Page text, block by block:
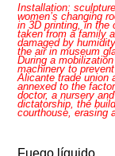
Installation:
women’s changing
in 3D printing, in the
taken from a family
damaged by
the air in museum
During a
machinery to
Alicante trade union
annexed to the
doctor, a nursery
dictatorship, the
courthouse, erasing
Fuego líquido